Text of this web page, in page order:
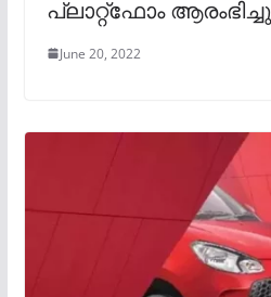
പ്ലാറ്റ്‌ഫോം ആരംഭിച്ചു
June 20, 2022